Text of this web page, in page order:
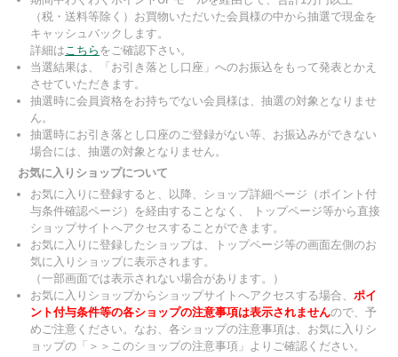
（税・送料等除く）お買物いただいた会員様の中から抽選で現金を
キャッシュバックします。
詳細はこちら をご確認下さい。
当選結果は、「お引き落とし口座」へのお振込をもって発表とかえ
させていただきます。
抽選時に会員資格をお持ちでない会員様は、抽選の対象となりませ
ん。
抽選時にお引き落とし口座のご登録がない等、お振込みができない
場合には、抽選の対象となりません。
お気に入りショップについて
お気に入りに登録すると、以降、ショップ詳細ページ（ポイント付
与条件確認ページ）を経由することなく、 トップページ等から直接
ショップサイトへアクセスすることができます。
お気に入りに登録したショップは、トップページ等の画面左側のお
気に入りショップに表示されます。
（一部画面では表示されない場合があります。）
お気に入りショップからショップサイトへアクセスする場合、 ポイ
ント付与条件等の各ショップの注意事項は表示されませんので、予
めご注意ください。なお、各ショップの注意事項は、お気に入りシ
ョップの「＞＞このショップの注意事項」よりご確認ください。